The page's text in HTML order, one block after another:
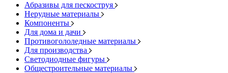
Абразивы для пескоструя
Нерудные материалы
Компоненты
Для дома и дачи
Противогололедные материалы
Для производства
Светодиодные фигуры
Общестроительные материалы